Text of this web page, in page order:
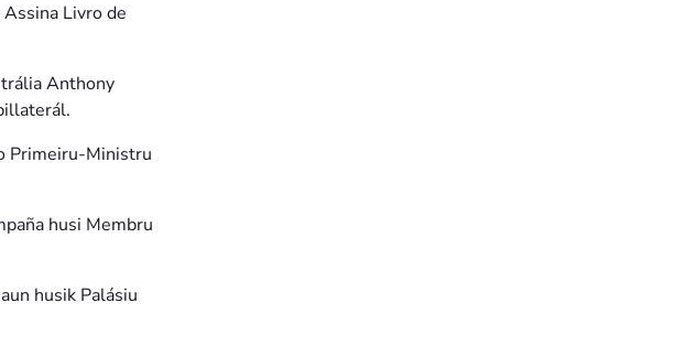
Livro de
Anthony
Primeiru-Ministru
husi Membru
husik Palásiu